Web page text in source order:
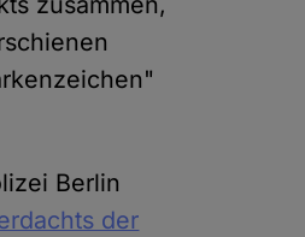
Berlin
der